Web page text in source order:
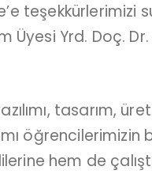
teşekkürlerimizi
Üyesi Yrd. Doç. Dr.
tasarım,
öğrencilerimizin
hem de